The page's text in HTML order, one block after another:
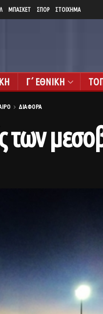
ΜΠΑΣΚΕΤ ΣΠΟΡ ΣΤΟΙΧΗΜΑ
Γ΄ ΕΘΝΙΚΗ
ΔΙΑΦΟΡΑ
των